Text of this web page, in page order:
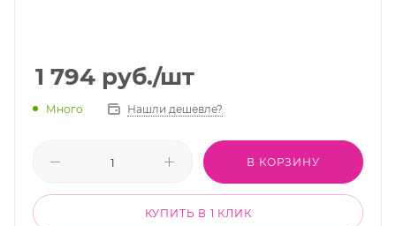
1 794 руб./шт
Много Нашли дешевле?
В КОРЗИНУ
КУПИТЬ В 1 КЛИК